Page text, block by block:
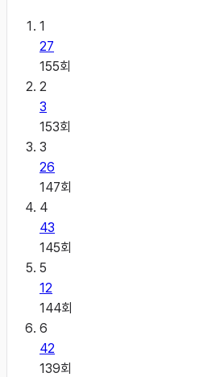
1
27
155회
2
3
153회
3
26
147회
4
43
145회
5
12
144회
6
42
139회